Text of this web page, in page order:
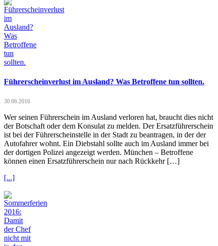
Führerscheinverlust im Ausland? Was Betroffene tun sollten.
30.06.2016
Wer seinen Führerschein im Ausland verloren hat, braucht dies nicht
der Botschaft oder dem Konsulat zu melden. Der Ersatzführerschein
ist bei der Führerscheinstelle in der Stadt zu beantragen, in der der
Autofahrer wohnt. Ein Diebstahl sollte auch im Ausland immer bei
der dortigen Polizei angezeigt werden. München – Betroffene
können einen Ersatzführerschein nur nach Rückkehr […]
[...]